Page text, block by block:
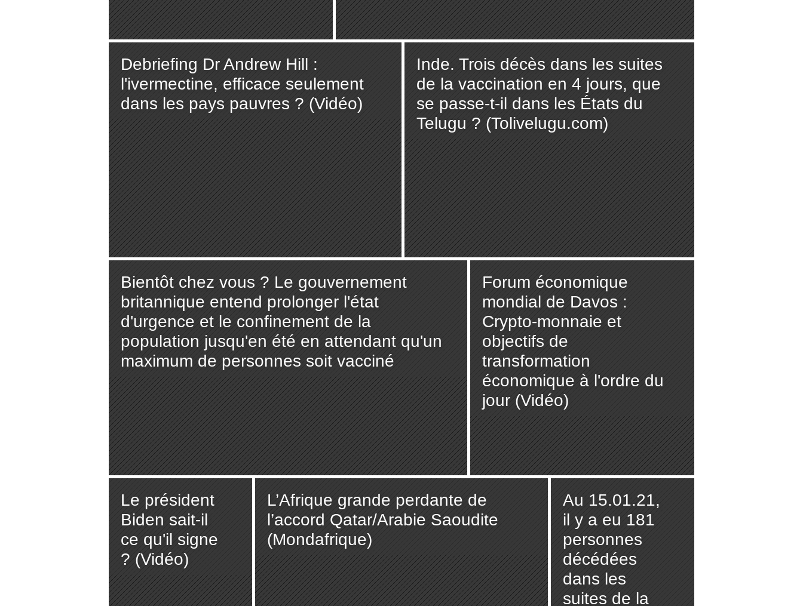
Debriefing Dr Andrew Hill :
l'ivermectine, efficace seulement
dans les pays pauvres ? (Vidéo)
Inde. Trois décès dans les suites
de la vaccination en 4 jours, que
se passe-t-il dans les États du
Telugu ? (Tolivelugu.com)
Bientôt chez vous ? Le gouvernement
britannique entend prolonger l'état
d'urgence et le confinement de la
population jusqu'en été en attendant qu'un
maximum de personnes soit vacciné
Forum économique
mondial de Davos :
Crypto-monnaie et
objectifs de
transformation
économique à l'ordre du
jour (Vidéo)
Le président
Biden sait-il
ce qu'il signe
? (Vidéo)
L’Afrique grande perdante de
l’accord Qatar/Arabie Saoudite
(Mondafrique)
Au 15.01.21,
il y a eu 181
personnes
décédées
dans les
suites de la